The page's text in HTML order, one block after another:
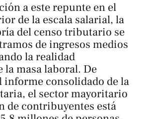
a este repunte en el
de la escala salarial, la
del censo tributario se
de ingresos medios
la realidad
la masa laboral. De
informe consolidado de la
el sector mayoritario
de contribuyentes está